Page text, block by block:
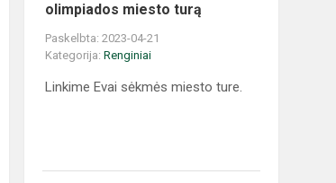
olimpiados miesto turą
Paskelbta: 2023-04-21
Kategorija:Renginiai
Linkime Evai sėkmės miesto ture.